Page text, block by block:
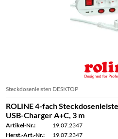
Steckdosenleisten DESKTOP
ROLINE 4-fach
USB-Charger A+C, 3 m
Artikel-Nr.:
19.07.2347
Herst.-Art.-Nr.:
19.07.2347